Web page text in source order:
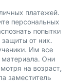
платежей.
персональных
попытки
от них.
Им все
материала. Они
на возраст,
заместитель